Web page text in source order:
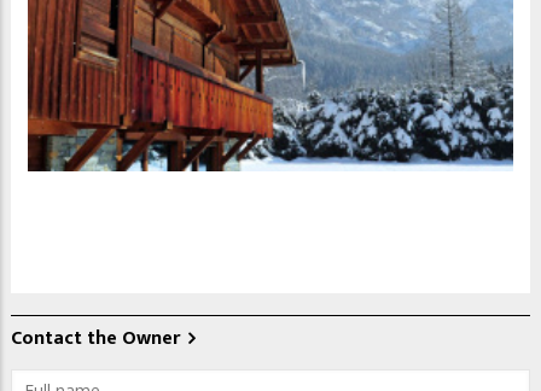
Contact the Owner